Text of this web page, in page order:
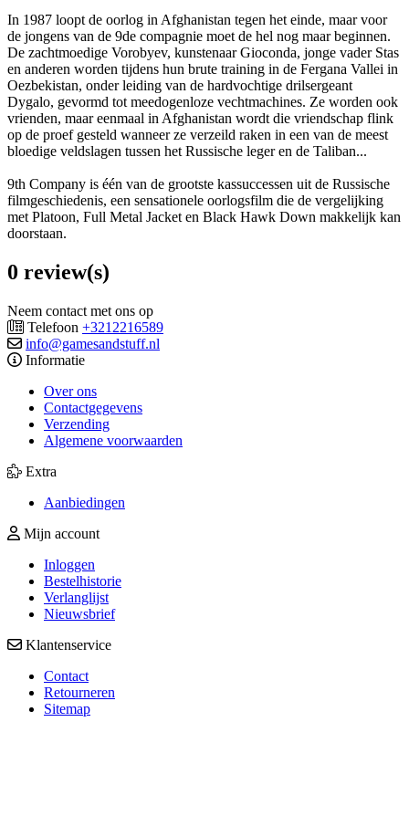
In 1987 loopt de oorlog in Afghanistan tegen het einde, maar voor
de jongens van de 9de compagnie moet de hel nog maar beginnen.
De zachtmoedige Vorobyev, kunstenaar Gioconda, jonge vader Stas
en anderen worden tijdens hun brute training in de Fergana Vallei in
Oezbekistan, onder leiding van de hardvochtige drilsergeant
Dygalo, gevormd tot meedogenloze vechtmachines. Ze worden ook
vrienden, maar eenmaal in Afghanistan wordt die vriendschap flink
op de proef gesteld wanneer ze verzeild raken in een van de meest
bloedige veldslagen tussen het Russische leger en de Taliban...
9th Company is één van de grootste kassuccessen uit de Russische
filmgeschiedenis, een sensationele oorlogsfilm die de vergelijking
met Platoon, Full Metal Jacket en Black Hawk Down makkelijk kan
doorstaan.
0 review(s)
Neem contact met ons op
Telefoon +3212216589
info@gamesandstuff.nl
Informatie
Over ons
Contactgegevens
Verzending
Algemene voorwaarden
Extra
Aanbiedingen
Mijn account
Inloggen
Bestelhistorie
Verlanglijst
Nieuwsbrief
Klantenservice
Contact
Retourneren
Sitemap